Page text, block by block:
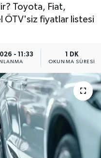
Toyota, Fiat,
ÖTV'siz fiyatlar listesi
- 11:33 1 DK
OKUNMA SÜRESI